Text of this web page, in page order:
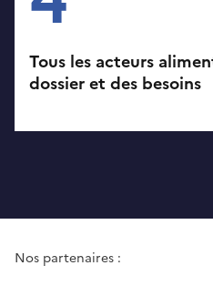
Tous les acteurs
dossier et des besoins
Nos partenaires :